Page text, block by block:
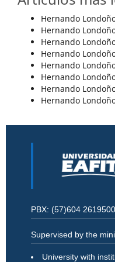
Hernando
Hernando
Hernando
Hernando
Hernando
Hernando
Hernando
Hernando
PBX: (57)604
Supervised by the
University with